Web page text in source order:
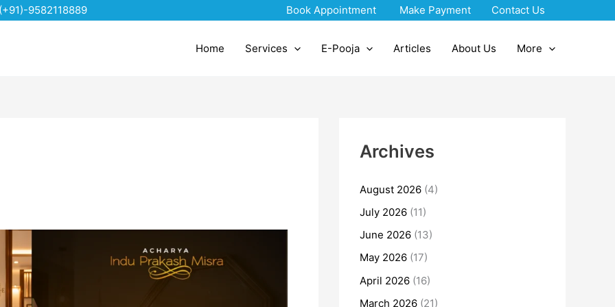
(+91)-9582118889 Book Appointment Make Payment Contact Us
Home Services E-Pooja Articles About Us More
Archives
August 2026 (4)
July 2026 (11)
June 2026 (13)
May 2026 (17)
April 2026 (16)
March 2026 (21)